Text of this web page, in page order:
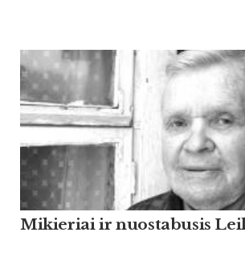
Mikieriai ir nuostabusis